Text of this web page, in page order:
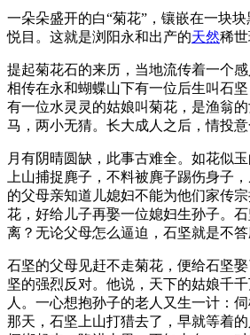
一朵朵盛开的白“菊花”，镶嵌在一块
悦目。这就是浏阳永和出产的天然稀世
提起菊花石的来历，当地流传着一个感
相传在永和蝴蝶山下有一位后生叫石
有一位水灵灵的姑娘叫菊花，是渔翁
马，两小无猜。长大成人之后，情投意
月有阴晴圆缺，此事古难全。如花似
上山捕捉麂子，不料被麂子踢伤身子
的父母亲知道儿媳妇不能为他们家传
花，好给儿子再娶一位媳妇生孙子。
离？无论父母怎么逼迫，石坚就是不答
石坚的父母见赶不走菊花，便给石坚
坚的强烈反对。他说，天下的姑娘千
人。一心想抱孙子的老人又生一计：
那天，石坚上山打猎去了，早就等着